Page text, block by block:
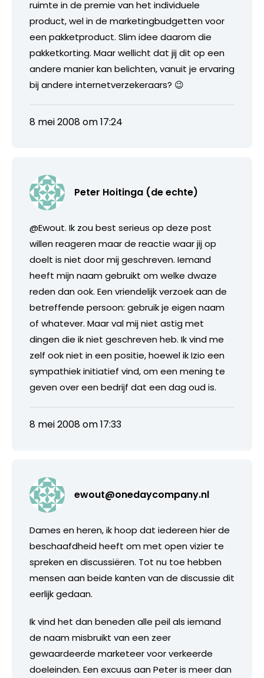
ruimte in de premie van het individuele
product, wel in de marketingbudgetten voor
een pakketproduct. Slim idee daarom die
pakketkorting. Maar wellicht dat jij dit op een
andere manier kan belichten, vanuit je ervaring
bij andere internetverzekeraars? 😉
8 mei 2008 om 17:24
Peter Hoitinga (de echte)
@Ewout. Ik zou best serieus op deze post
willen reageren maar de reactie waar jij op
doelt is niet door mij geschreven. Iemand
heeft mijn naam gebruikt om welke dwaze
reden dan ook. Een vriendelijk verzoek aan de
betreffende persoon: gebruik je eigen naam
of whatever. Maar val mij niet astig met
dingen die ik niet geschreven heb. Ik vind me
zelf ook niet in een positie, hoewel ik Izio een
sympathiek initiatief vind, om een mening te
geven over een bedrijf dat een dag oud is.
8 mei 2008 om 17:33
ewout@onedaycompany.nl
Dames en heren, ik hoop dat iedereen hier de
beschaafdheid heeft om met open vizier te
spreken en discussiëren. Tot nu toe hebben
mensen aan beide kanten van de discussie dit
eerlijk gedaan.
Ik vind het dan beneden alle peil als iemand
de naam misbruikt van een zeer
gewaardeerde marketeer voor verkeerde
doeleinden. Een excuus aan Peter is meer dan